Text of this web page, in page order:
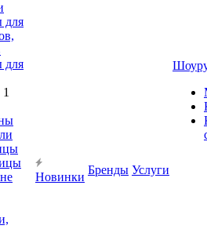
для
для
Новинки
Бренды Услуги